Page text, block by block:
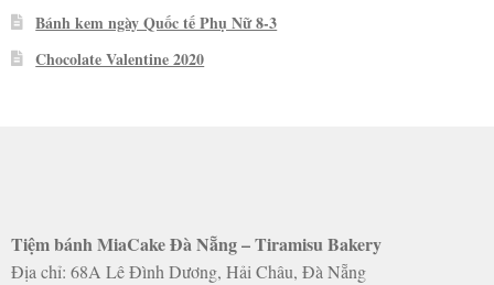
Bánh kem ngày Quốc tế Phụ Nữ 8-3
Chocolate Valentine 2020
Tiệm bánh MiaCake Đà Nẵng – Tiramisu Bakery
Địa chỉ: 68A Lê Đình Dương, Hải Châu, Đà Nẵng